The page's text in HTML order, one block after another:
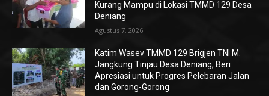
Kurang Mampu di Lokasi TMMD 129 Desa
Deniang
Agustus 7, 2026
Katim Wasev TMMD 129 Brigjen TNI M.
Jangkung Tinjau Desa Deniang, Beri
Apresiasi untuk Progres Pelebaran Jalan
dan Gorong-Gorong